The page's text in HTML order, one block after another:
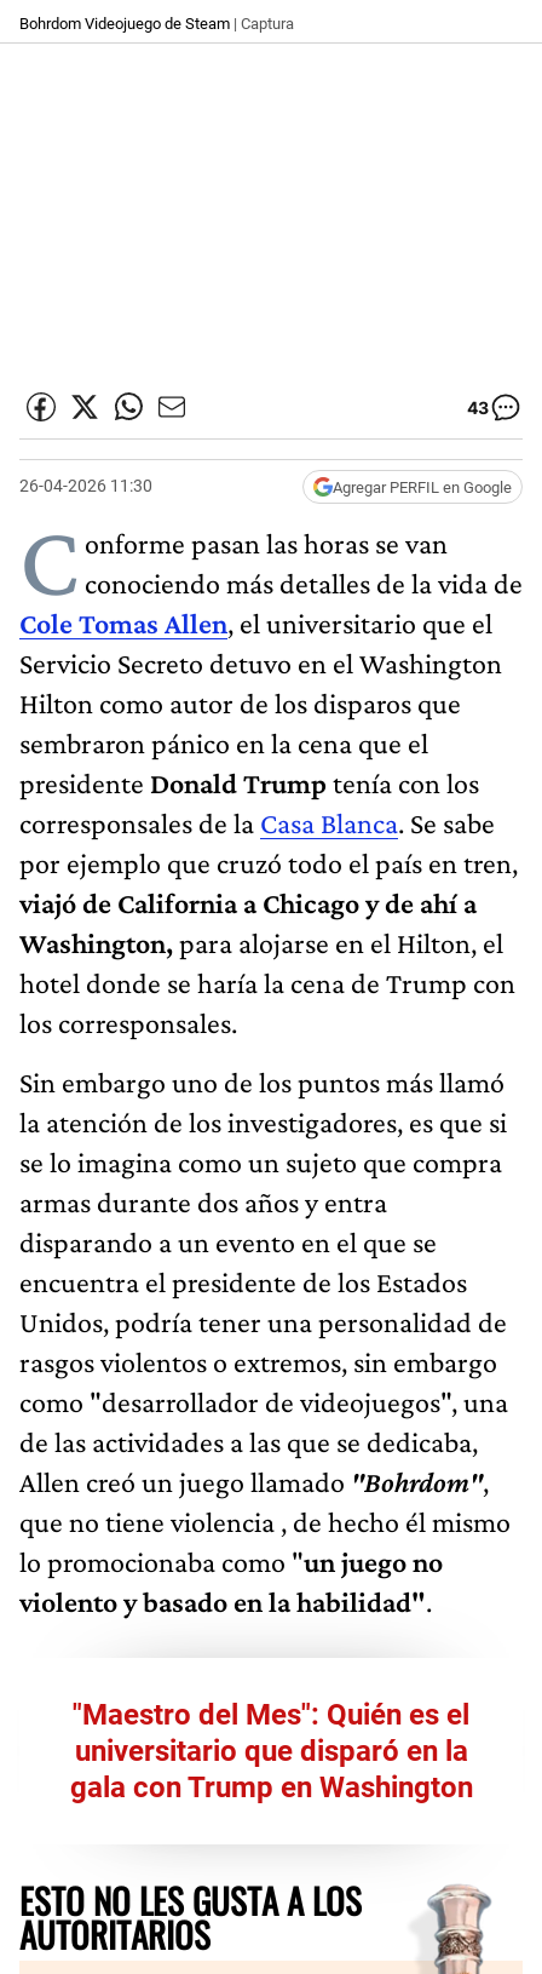
Bohrdom Videojuego de Steam | Captura
43
26-04-2026 11:30 Agregar PERFIL en Google
C onforme pasan las horas se van
conociendo más detalles de la vida de
Cole Tomas Allen, el universitario que el
Servicio Secreto detuvo en el Washington
Hilton como autor de los disparos que
sembraron pánico en la cena que el
presidente Donald Trump tenía con los
corresponsales de la Casa Blanca. Se sabe
por ejemplo que cruzó todo el país en tren,
viajó de California a Chicago y de ahí a
Washington,para alojarse en el Hilton, el
hotel donde se haría la cena de Trump con
los corresponsales.
Sin embargo uno de los puntos más llamó
la atención de los investigadores, es que si
se lo imagina como un sujeto que compra
armas durante dos años y entra
disparando a un evento en el que se
encuentra el presidente de los Estados
Unidos, podría tener una personalidad de
rasgos violentos o extremos, sin embargo
como "desarrollador de videojuegos", una
de las actividades a las que se dedicaba,
Allen creó un juego llamado "Bohrdom",
que no tiene violencia , de hecho él mismo
lo promocionaba como "un juego no
violento y basado en la habilidad".
"Maestro del Mes": Quién es el
universitario que disparó en la
gala con Trump en Washington
ESTO NO LES GUSTA A LOS
AUTORITARIOS